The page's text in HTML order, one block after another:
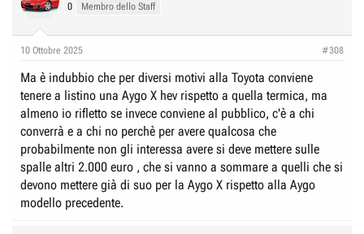
0 Membro dello Staff
10 Ottobre 2025 #308
Ma è indubbio che per diversi motivi alla Toyota conviene
tenere a listino una Aygo X hev rispetto a quella termica, ma
almeno io rifletto se invece conviene al pubblico, c'è a chi
converrà e a chi no perchè per avere qualcosa che
probabilmente non gli interessa avere si deve mettere sulle
spalle altri 2.000 euro , che si vanno a sommare a quelli che si
devono mettere già di suo per la Aygo X rispetto alla Aygo
modello precedente.